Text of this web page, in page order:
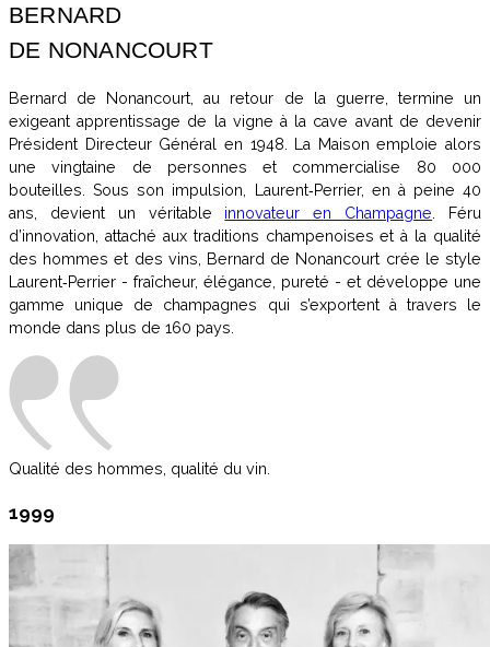
BERNARD
DE NONANCOURT
Bernard de Nonancourt, au retour de la guerre, termine un
exigeant apprentissage de la vigne à la cave avant de devenir
Président Directeur Général en 1948. La Maison emploie alors
une vingtaine de personnes et commercialise 80 000
bouteilles. Sous son impulsion, Laurent‑Perrier, en à peine 40
ans, devient un véritable innovateur en Champagne . Féru
d’innovation, attaché aux traditions champenoises et à la qualité
des hommes et des vins, Bernard de Nonancourt crée le style
Laurent‑Perrier - fraîcheur, élégance, pureté - et développe une
gamme unique de champagnes qui s’exportent à travers le
monde dans plus de 160 pays.
Qualité des hommes, qualité du vin.
1999